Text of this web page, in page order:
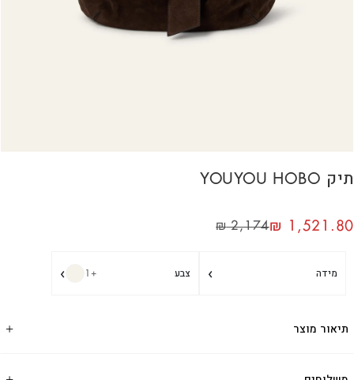
תיק YOUYOU HOBO
₪2,174₪ 1,521.80
מידה › צבע +1
›
תיאור מוצר